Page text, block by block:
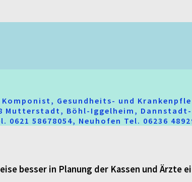
Gesundheits- und
Mutterstadt, Böhl-Iggelheim,
58678054, Neuhofen Tel. 06236
besser in Planung der Kassen und Ärzte